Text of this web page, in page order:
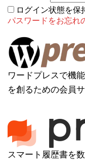
ログイン状態を保
パスワードをお忘れ
ワードプレスで機
を創るための会員
スマート履歴書を